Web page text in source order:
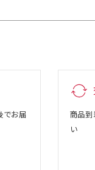
でお届
商品到
い